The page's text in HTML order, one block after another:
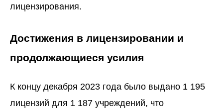
лицензирования.
Достижения в лицензировании и
продолжающиеся усилия
К концу декабря 2023 года было выдано 1 195
лицензий для 1 187 учреждений, что